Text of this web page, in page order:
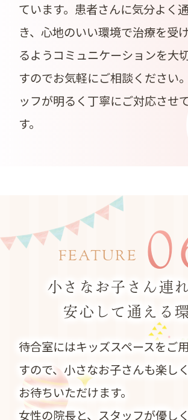
ています。患者さんに気分よく
き、心地のいい環境で治療を受
るようコミュニケーションを大
すのでお気軽にご相談ください
ッフが明るく丁寧にご対応させ
す。
FEATURE
小さなお子さん連
安心して通える
待合室にはキッズスペースをご
すので、小さなお子さんも楽し
お待ちいただけます。
女性の院長と、スタッフが優し